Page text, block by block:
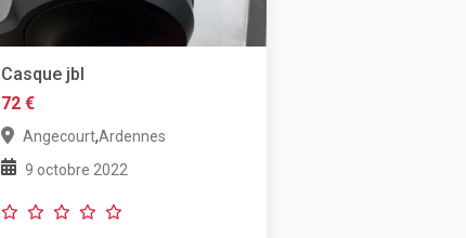
Casque jbl
72 €
Angecourt,Ardennes
9 octobre 2022